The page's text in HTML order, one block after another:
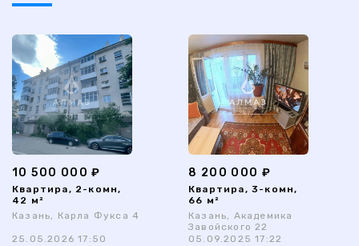
10 500 000 ₽
Квартира, 2-комн,
42 м²
Казань, Карла Фукса 4
25.05.2026 17:50
8 200 000 ₽
Квартира, 3-комн,
66 м²
Казань, Академика
Завойского 22
05.09.2025 17:22